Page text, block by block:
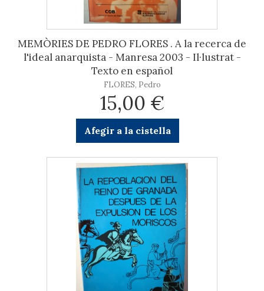
MEMÒRIES DE PEDRO FLORES . A la recerca de
l'ideal anarquista - Manresa 2003 - Il·lustrat -
Texto en español
FLORES, Pedro
15,00 €
Afegir a la cistella